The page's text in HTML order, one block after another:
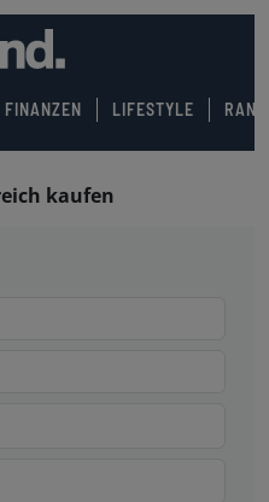
FINANZEN LIFESTYLE
kaufen